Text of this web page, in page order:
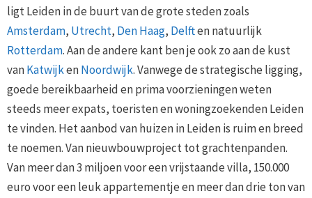
ligt Leiden in de buurt van de grote steden zoals
Amsterdam, Utrecht, Den Haag, Delften natuurlijk
Rotterdam. Aan de andere kant ben je ook zo aan de kust
vanKatwijkenNoordwijk. Vanwege de strategische ligging,
goede bereikbaarheid en prima voorzieningen weten
steeds meer expats, toeristen en woningzoekenden Leiden
te vinden. Het aanbod van huizen in Leiden is ruim en breed
te noemen. Van nieuwbouwproject tot grachtenpanden.
Van meer dan 3 miljoen voor een vrijstaande villa, 150.000
euro voor een leuk appartementje en meer dan drie ton van